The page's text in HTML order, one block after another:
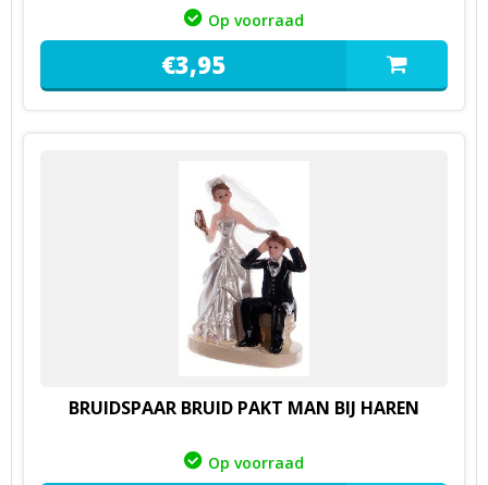
Op voorraad
€3,95
BRUIDSPAAR BRUID PAKT MAN BIJ HAREN
Op voorraad